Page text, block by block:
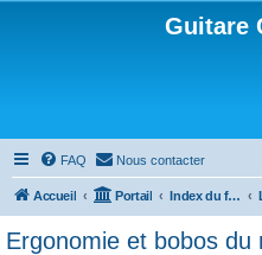
Guitare
FAQ Nous contacter
Accueil Portail Index du forum
Ergonomie et bobos du